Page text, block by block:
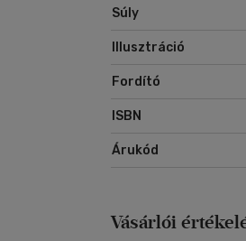
Súly
Illusztráció
Fordító
ISBN
Árukód
Vásárlói